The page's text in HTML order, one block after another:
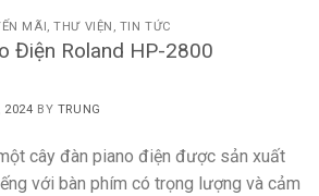
MÃI,THƯ VIỆN , TIN TỨC
Điện Roland HP-2800
2024 BY TRUNG
cây đàn piano điện được sản xuất
với bàn phím có trọng lượng và cảm